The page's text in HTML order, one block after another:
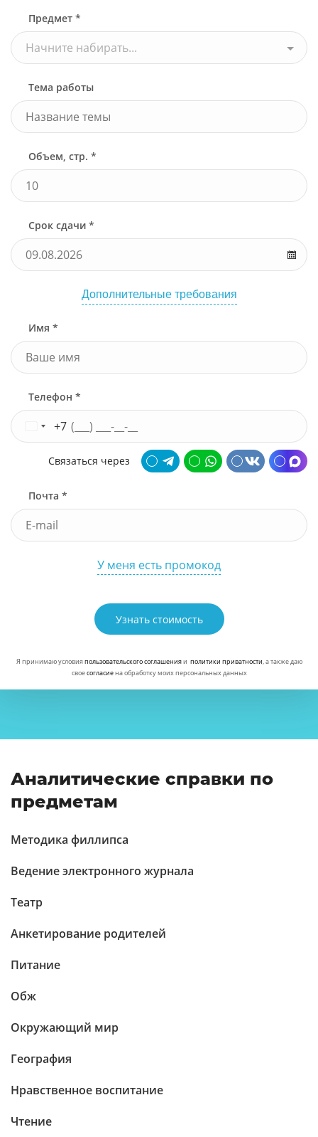
Предмет *
Начните набирать...
Тема работы
Объем, стр. *
Срок сдачи *
Дополнительные требования
Имя *
Телефон *
+7
Связаться через
Почта *
У меня есть промокод
Узнать стоимость
Я принимаю условияпользовательского соглашенияи политики приватности, а также даю
своесогласиена обработку моих персональных данных
Аналитические справки по
предметам
Методика филлипса
Ведение электронного журнала
Театр
Анкетирование родителей
Питание
Обж
Окружающий мир
География
Нравственное воспитание
Чтение